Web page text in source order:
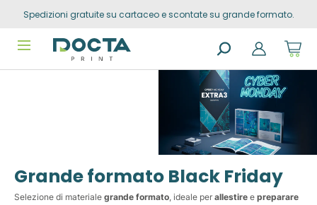
Skip to
Spedizioni gratuite su cartaceo e scontate su grande formato.
Grande formato Black Friday
Selezione di materiale grande formato, ideale per allestire e preparare
Go to